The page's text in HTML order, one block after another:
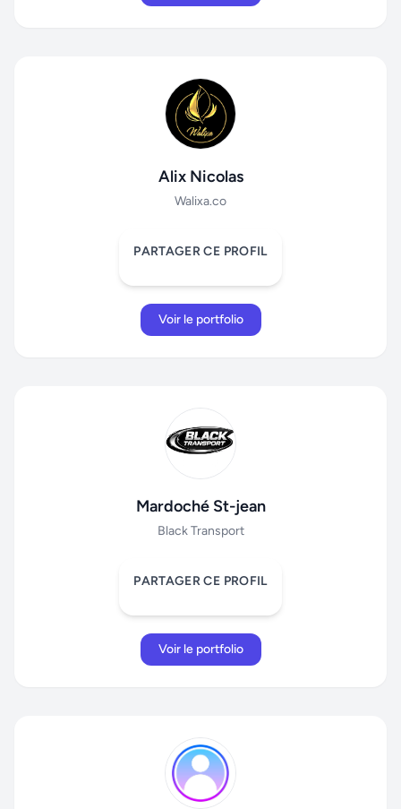
Alix Nicolas
Walixa.co
PARTAGER CE PROFIL
Voir le portfolio
Mardoché St-jean
Black Transport
PARTAGER CE PROFIL
Voir le portfolio